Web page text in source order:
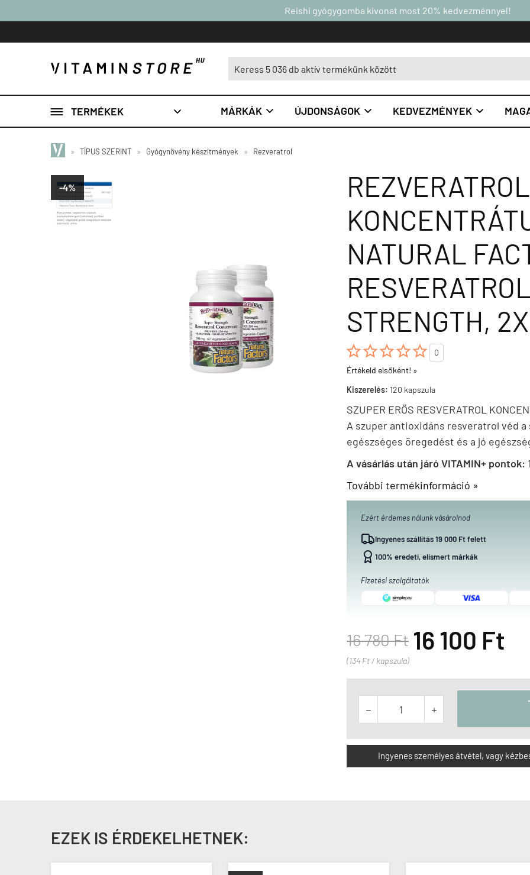
Reishi gyógygomba kivonat most 20% kedvezménnyel!
 TERMÉKEK  MÁRKÁK  ÚJDONSÁGOK  KEDVEZMÉNYEK 
» TÍPUS SZERINT » Gyógynövény készítmények » Rezveratrol
-4%
REZVERATROL
NATURAL
STRENGTH,

0
Értékeld elsőként! »
Kiszerelés: 120 kapszula
SZUPER ERŐS RESVERATROL
A szuper antioxidáns resveratrol véd
egészséges öregedést és a jó
A vásárlás után járó VITAMIN+ pontok:
További termékinformáció »
Ezért érdemes nálunk vásárolnod
Ingyenes szállítás 19 000 Ft felett
100% eredeti, elismert márkák
Fizetési szolgáltatók
16 780 Ft 16 100 Ft
(134 Ft / kapszula)
 
Ingyenes személyes átvétel, vagy
EZEK IS ÉRDEKELHETNEK: